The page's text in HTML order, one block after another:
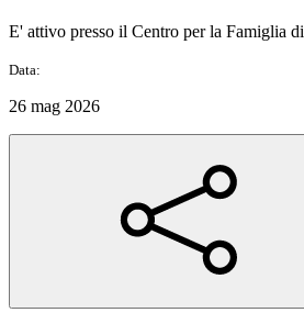
E' attivo presso il Centro per la Famiglia
Data:
26 mag 2026